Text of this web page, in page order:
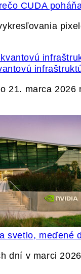
CUDA
21. marca
svetlo, meďené
dní v marci